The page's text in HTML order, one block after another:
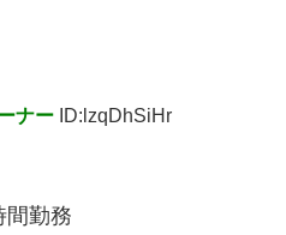
ナー ID:lzqDhSiHr
間勤務